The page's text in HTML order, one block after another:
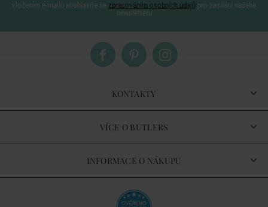
vložením e-mailu souhlasíte se zpracováním osobních údajů pro zasílání našeho
newsletteru
KONTAKTY
VÍCE O BUTLERS
INFORMACE O NÁKUPU